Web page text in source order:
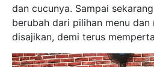
dan cucunya. Sampai
berubah dari pilihan menu dan
disajikan, demi terus